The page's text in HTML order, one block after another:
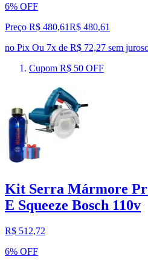
6% OFF
Preço R$ 480,61R$ 480,61
no Pix Ou 7x de R$ 72,27 sem juros
Cupom R$ 50 OFF
Kit Serra Mármore
E Squeeze Bosch 110v
R$ 512,72
6% OFF